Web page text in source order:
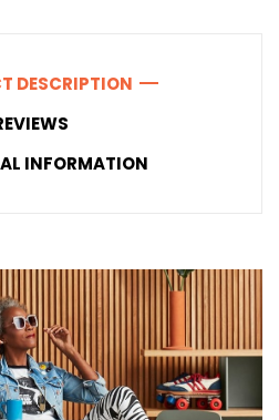
DESCRIPTION
INFORMATION